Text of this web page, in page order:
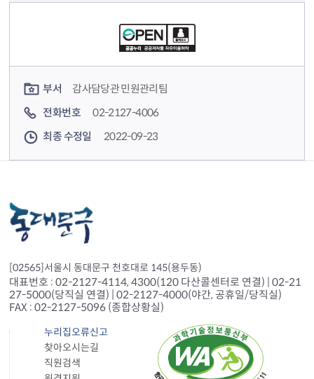
부서
감사담당관 민원관리팀
전화번호
02-2127-4006
최종 수정일
2022-09-23
[02565]서울시 동대문구 천호대로 145(용두동)
대표번호 : 02-2127-4114, 4300(120 다산콜센터로 연결) | 02-21
27-5000(당직실 연결) | 02-2127-4000(야간, 공휴일/당직실)
FAX : 02-2127-5096 (종합상황실)
누리집오류신고
찾아오시는길
직원검색